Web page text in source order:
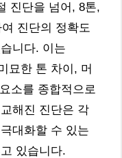
진단을 넘어, 8톤,
진단의 정확도
니다. 이는
묘한 톤 차이, 머
소를 종합적으로
해진 진단은 각
대화할 수 있는
있습니다.